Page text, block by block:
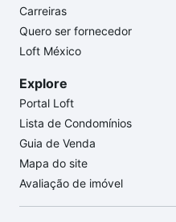
Carreiras
Quero ser fornecedor
Loft México
Explore
Portal Loft
Lista de Condomínios
Guia de Venda
Mapa do site
Avaliação de imóvel